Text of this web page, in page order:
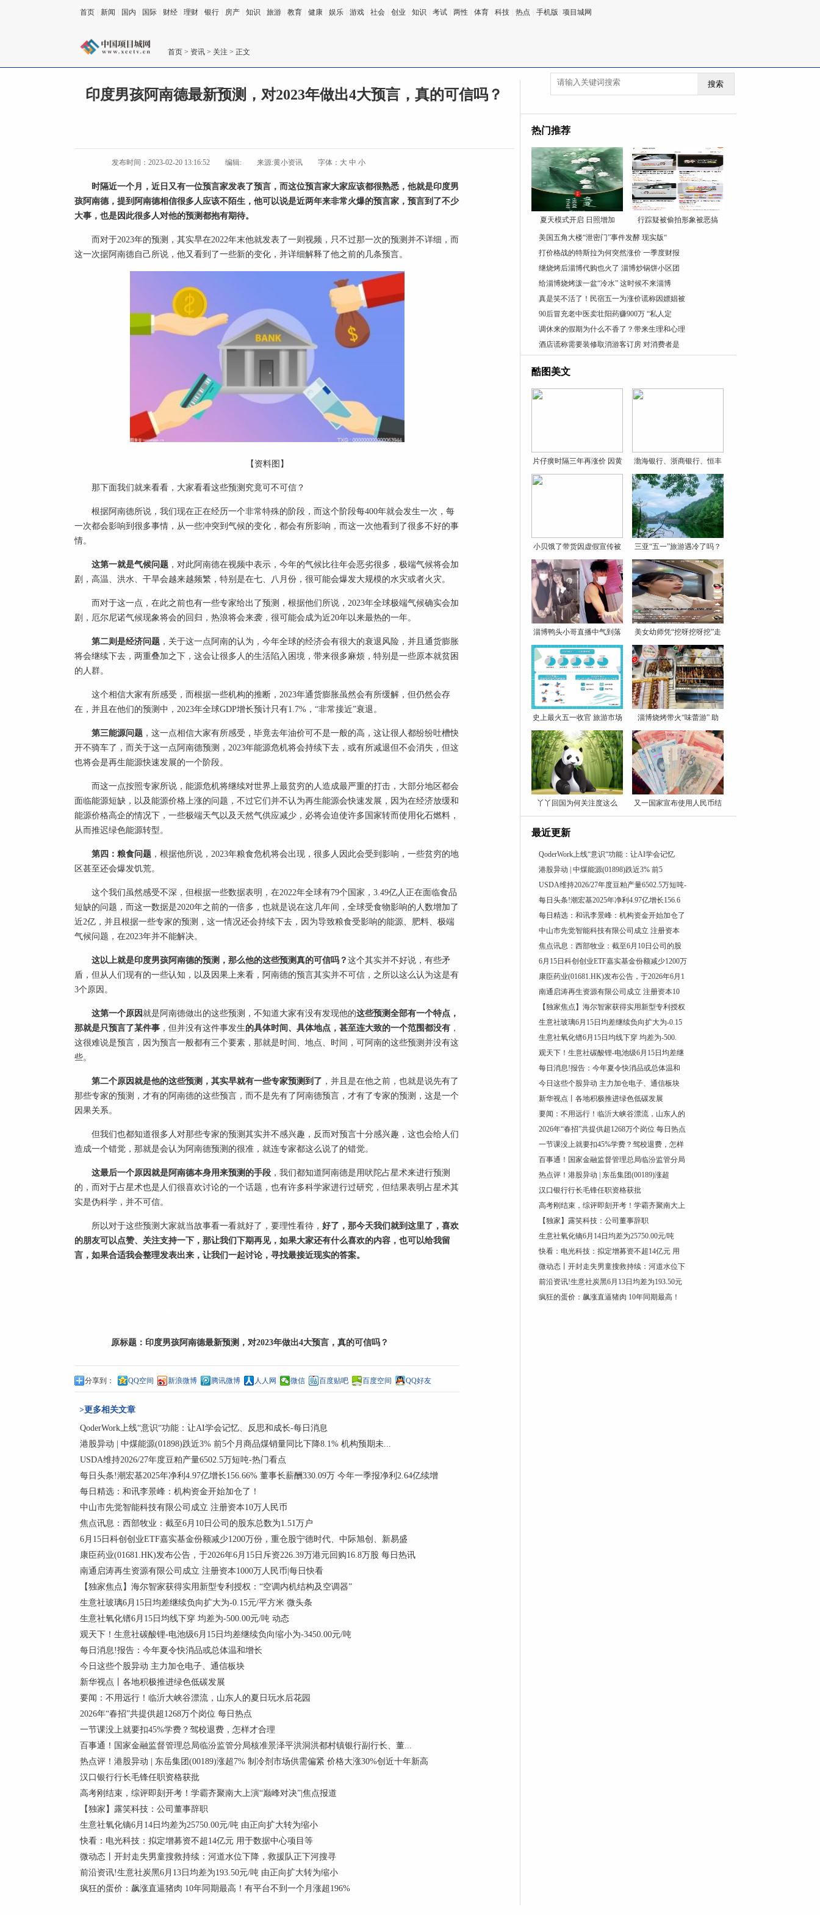
首页 新闻 国内 国际 财经 理财 银行 房产 知识 旅游 教育 健康 娱乐 游戏 社会 创业 知识 考试 两性 体育 科技 热点 手机版 项目城网
首页 > 资讯 > 关注 > 正文
搜索
印度男孩阿南德最新预测，对2023年做出4大预言，真的可信吗？
发布时间：2023-02-20 13:16:52 编辑: 来源:黄小资讯 字体： 大 中 小
时隔近一个月，近日又有一位预言家发表了预言，而这位预言家大家应该都很熟悉，他就是印度男
孩阿南德，提到阿南德相信很多人应该不陌生，他可以说是近两年来非常火爆的预言家，预言到了不少
大事，也是因此很多人对他的预测都抱有期待。
而对于2023年的预测，其实早在2022年末他就发表了一则视频，只不过那一次的预测并不详细，而
这一次据阿南德自己所说，他又看到了一些新的变化，并详细解释了他之前的几条预言。
【资料图】
那下面我们就来看看，大家看看这些预测究竟可不可信？
根据阿南德所说，我们现在正在经历一个非常特殊的阶段，而这个阶段每400年就会发生一次，每
一次都会影响到很多事情，从一些冲突到气候的变化，都会有所影响，而这一次他看到了很多不好的事
情。
这第一就是气候问题 ，对此阿南德在视频中表示，今年的气候比往年会恶劣很多，极端气候将会加
剧，高温、洪水、干旱会越来越频繁，特别是在七、八月份，很可能会爆发大规模的水灾或者火灾。
而对于这一点，在此之前也有一些专家给出了预测，根据他们所说，2023年全球极端气候确实会加
剧，厄尔尼诺气候现象将会的回归，热浪将会来袭，很可能会成为近20年以来最热的一年。
第二则是经济问题 ，关于这一点阿南的认为，今年全球的经济会有很大的衰退风险，并且通货膨胀
将会继续下去，两重叠加之下，这会让很多人的生活陷入困境，带来很多麻烦，特别是一些原本就贫困
的人群。
这个相信大家有所感受，而根据一些机构的推断，2023年通货膨胀虽然会有所缓解，但仍然会存
在，并且在他们的预测中，2023年全球GDP增长预计只有1.7%，“非常接近”衰退。
第三能源问题 ，这一点相信大家有所感受，毕竟去年油价可不是一般的高，这让很人都纷纷吐槽快
开不骑车了，而关于这一点阿南德预测，2023年能源危机将会持续下去，或有所减退但不会消失，但这
也将会是再生能源快速发展的一个阶段。
而这一点按照专家所说，能源危机将继续对世界上最贫穷的人造成最严重的打击，大部分地区都会
面临能源短缺，以及能源价格上涨的问题，不过它们并不认为再生能源会快速发展，因为在经济放缓和
能源价格高企的情况下，一些极端天气以及天然气供应减少，必将会迫使许多国家转而使用化石燃料，
从而推迟绿色能源转型。
第四：粮食问题 ，根据他所说，2023年粮食危机将会出现，很多人因此会受到影响，一些贫穷的地
区甚至还会爆发饥荒。
这个我们虽然感受不深，但根据一些数据表明，在2022年全球有79个国家，3.49亿人正在面临食品
短缺的问题，而这一数据是2020年之前的一倍多，也就是说在这几年间，全球受食物影响的人数增加了
近2亿，并且根据一些专家的预测，这一情况还会持续下去，因为导致粮食受影响的能源、肥料、极端
气候问题，在2023年并不能解决。
这以上就是印度男孩阿南德的预测，那么他的这些预测真的可信吗？ 这个其实并不好说，有些矛
盾，但从人们现有的一些认知，以及因果上来看，阿南德的预言其实并不可信，之所以这么认为这是有
3个原因。
这第一个原因就是阿南德做出的这些预测，不知道大家有没有发现他的这些预测全部有一个特点，
那就是只预言了某件事 ，但并没有这件事发生的具体时间、具体地点，甚至连大致的一个范围都没有 ，
这很难说是预言，因为预言一般都有三个要素，那就是时间、地点、时间，可阿南的这些预测并没有这
些。
第二个原因就是他的这些预测，其实早就有一些专家预测到了 ，并且是在他之前，也就是说先有了
那些专家的预测，才有的阿南德的这些预言，而不是先有了阿南德预言，才有了专家的预测，这是一个
因果关系。
但我们也都知道很多人对那些专家的预测其实并不感兴趣，反而对预言十分感兴趣，这也会给人们
造成一个错觉，那就是会认为阿南德预测的很准，就连专家都这么说了的错觉。
这最后一个原因就是阿南德本身用来预测的手段 ，我们都知道阿南德是用吠陀占星术来进行预测
的，而对于占星术也是人们很喜欢讨论的一个话题，也有许多科学家进行过研究，但结果表明占星术其
实是伪科学，并不可信。
所以对于这些预测大家就当故事看一看就好了，要理性看待， 好了，那今天我们就到这里了，喜欢
的朋友可以点赞、关注支持一下，那让我们下期再见，如果大家还有什么喜欢的内容，也可以给我留
言，如果合适我会整理发表出来，让我们一起讨论，寻找最接近现实的答案。
原标题： 印度男孩阿南德最新预测，对2023年做出4大预言，真的可信吗？
分享到： QQ空间 新浪微博 腾讯微博 人人网 微信 百度贴吧 百度空间 QQ好友
>更多相关文章
QoderWork上线“意识“功能：让AI学会记忆、反思和成长-每日消息
港股异动 | 中煤能源(01898)跌近3% 前5个月商品煤销量同比下降8.1% 机构预期未...
USDA维持2026/27年度豆粕产量6502.5万短吨-热门看点
每日头条!潮宏基2025年净利4.97亿增长156.66% 董事长薪酬330.09万 今年一季报净利2.64亿续增
每日精选：和讯李景峰：机构资金开始加仓了！
中山市先觉智能科技有限公司成立 注册资本10万人民币
焦点讯息：西部牧业：截至6月10日公司的股东总数为1.51万户
6月15日科创创业ETF嘉实基金份额减少1200万份，重仓股宁德时代、中际旭创、新易盛
康臣药业(01681.HK)发布公告，于2026年6月15日斥资226.39万港元回购16.8万股 每日热讯
南通启涛再生资源有限公司成立 注册资本1000万人民币|每日快看
【独家焦点】海尔智家获得实用新型专利授权：“空调内机结构及空调器”
生意社玻璃6月15日均差继续负向扩大为-0.15元/平方米 微头条
生意社氧化镨6月15日均线下穿 均差为-500.00元/吨 动态
观天下！生意社碳酸锂-电池级6月15日均差继续负向缩小为-3450.00元/吨
每日消息!报告：今年夏令快消品或总体温和增长
今日这些个股异动 主力加仓电子、通信板块
新华视点丨各地积极推进绿色低碳发展
要闻：不用远行！临沂大峡谷漂流，山东人的夏日玩水后花园
2026年“春招”共提供超1268万个岗位 每日热点
一节课没上就要扣45%学费？驾校退费，怎样才合理
百事通！国家金融监督管理总局临汾监管分局核准景泽平洪洞洪都村镇银行副行长、董...
热点评！港股异动 | 东岳集团(00189)涨超7% 制冷剂市场供需偏紧 价格大涨30%创近十年新高
汉口银行行长毛锋任职资格获批
高考刚结束，综评即刻开考！学霸齐聚南大上演“巅峰对决”|焦点报道
【独家】露笑科技：公司董事辞职
生意社氧化镝6月14日均差为25750.00元/吨 由正向扩大转为缩小
快看：电光科技：拟定增募资不超14亿元 用于数据中心项目等
微动态丨开封走失男童搜救持续：河道水位下降，救援队正下河搜寻
前沿资讯!生意社炭黑6月13日均差为193.50元/吨 由正向扩大转为缩小
疯狂的蛋价：飙涨直逼猪肉 10年同期最高！有平台不到一个月涨超196%
热门推荐
夏天模式开启 日照增加 行踪疑被偷拍形象被恶搞
美国五角大楼“泄密门”事件发酵 现实版“
打价格战的特斯拉为何突然涨价 一季度财报
继烧烤后淄博代购也火了 淄博炒锅饼小区团
给淄博烧烤泼一盆“冷水” 这时候不来淄博
真是笑不活了！民宿五一为涨价谎称因嫖娼被
90后冒充老中医卖壮阳药赚900万 “私人定
调休来的假期为什么不香了？带来生理和心理
酒店谎称需要装修取消游客订房 对消费者是
酷图美文
片仔癀时隔三年再涨价 因黄
渤海银行、浙商银行、恒丰
银
小贝饿了带货因虚假宣传被
罚
三亚“五一”旅游遇冷了吗？
淄博鸭头小哥直播中气到落
泪
美女幼师凭“挖呀挖呀挖”走
史上最火五一收官 旅游市场 淄博烧烤带火“味蕾游” 助
丫丫回国为何关注度这么
高？
又一国家宣布使用人民币结
算
最近更新
QoderWork上线“意识“功能：让AI学会记忆
港股异动 | 中煤能源(01898)跌近3% 前5
USDA维持2026/27年度豆粕产量6502.5万短吨-
每日头条!潮宏基2025年净利4.97亿增长156.6
每日精选：和讯李景峰：机构资金开始加仓了
中山市先觉智能科技有限公司成立 注册资本
焦点讯息：西部牧业：截至6月10日公司的股
6月15日科创创业ETF嘉实基金份额减少1200万
康臣药业(01681.HK)发布公告，于2026年6月1
南通启涛再生资源有限公司成立 注册资本10
【独家焦点】海尔智家获得实用新型专利授权
生意社玻璃6月15日均差继续负向扩大为-0.15
生意社氧化镨6月15日均线下穿 均差为-500.
观天下！生意社碳酸锂-电池级6月15日均差继
每日消息!报告：今年夏令快消品或总体温和
今日这些个股异动 主力加仓电子、通信板块
新华视点丨各地积极推进绿色低碳发展
要闻：不用远行！临沂大峡谷漂流，山东人的
2026年“春招”共提供超1268万个岗位 每日热点
一节课没上就要扣45%学费？驾校退费，怎样
百事通！国家金融监督管理总局临汾监管分局
热点评！港股异动 | 东岳集团(00189)涨超
汉口银行行长毛锋任职资格获批
高考刚结束，综评即刻开考！学霸齐聚南大上
【独家】露笑科技：公司董事辞职
生意社氧化镝6月14日均差为25750.00元/吨
快看：电光科技：拟定增募资不超14亿元 用
微动态丨开封走失男童搜救持续：河道水位下
前沿资讯!生意社炭黑6月13日均差为193.50元
疯狂的蛋价：飙涨直逼猪肉 10年同期最高！